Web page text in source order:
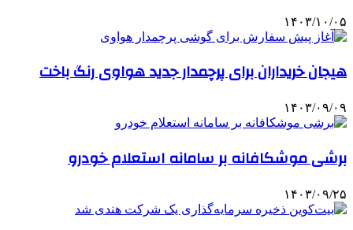
۱۴۰۳/۱۰/۰۵
هیجان خریداران برای پرچمدار جدید هواوی رنگ باخت
۱۴۰۳/۰۹/۰۹
برشی موشکافانه بر سامانه استعلام خودرو
۱۴۰۳/۰۹/۲۵